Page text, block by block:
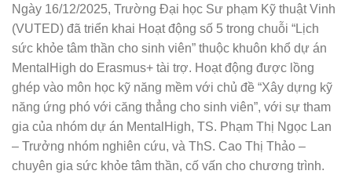
Ngày 16/12/2025, Trường Đại học Sư phạm Kỹ thuật Vinh
(VUTED) đã triển khai Hoạt động số 5 trong chuỗi “Lịch
sức khỏe tâm thần cho sinh viên” thuộc khuôn khổ dự án
MentalHigh do Erasmus+ tài trợ. Hoạt động được lồng
ghép vào môn học kỹ năng mềm với chủ đề “Xây dựng kỹ
năng ứng phó với căng thẳng cho sinh viên”, với sự tham
gia của nhóm dự án MentalHigh, TS. Phạm Thị Ngọc Lan
– Trưởng nhóm nghiên cứu, và ThS. Cao Thị Thảo –
chuyên gia sức khỏe tâm thần, cố vấn cho chương trình.